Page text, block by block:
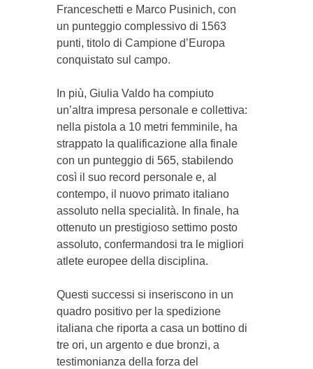
Franceschetti e Marco Pusinich, con
un punteggio complessivo di 1563
punti, titolo di Campione d’Europa
conquistato sul campo.
In più, Giulia Valdo ha compiuto
un’altra impresa personale e collettiva:
nella pistola a 10 metri femminile, ha
strappato la qualificazione alla finale
con un punteggio di 565, stabilendo
così il suo record personale e, al
contempo, il nuovo primato italiano
assoluto nella specialità. In finale, ha
ottenuto un prestigioso settimo posto
assoluto, confermandosi tra le migliori
atlete europee della disciplina.
Questi successi si inseriscono in un
quadro positivo per la spedizione
italiana che riporta a casa un bottino di
tre ori, un argento e due bronzi, a
testimonianza della forza del